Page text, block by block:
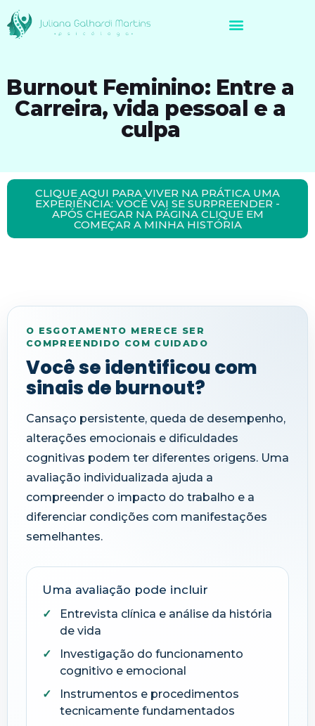
Burnout Feminino: Entre a
Carreira, vida pessoal e a
culpa
CLIQUE AQUI PARA VIVER NA PRÁTICA UMA
EXPERIÊNCIA: VOCÊ VAI SE SURPREENDER -
APÓS CHEGAR NA PÁGINA CLIQUE EM
COMEÇAR A MINHA HISTÓRIA
O ESGOTAMENTO MERECE SER
COMPREENDIDO COM CUIDADO
Você se identificou com
sinais de burnout?
Cansaço persistente, queda de desempenho,
alterações emocionais e dificuldades
cognitivas podem ter diferentes origens. Uma
avaliação individualizada ajuda a
compreender o impacto do trabalho e a
diferenciar condições com manifestações
semelhantes.
Uma avaliação pode incluir
Entrevista clínica e análise da história
de vida
Investigação do funcionamento
cognitivo e emocional
Instrumentos e procedimentos
tecnicamente fundamentados